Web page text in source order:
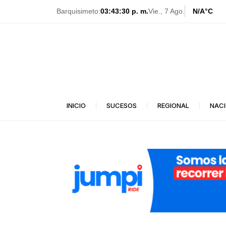
Barquisimeto:03:43:32 p. m.Vie., 7 Ago. N/A°C
INICIO SUCESOS REGIONAL